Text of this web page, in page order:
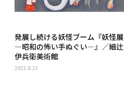
発展し続ける妖怪ブーム『妖怪展
―昭和の怖い手ぬぐい―』／細辻
伊兵衛美術館
2023.8.23